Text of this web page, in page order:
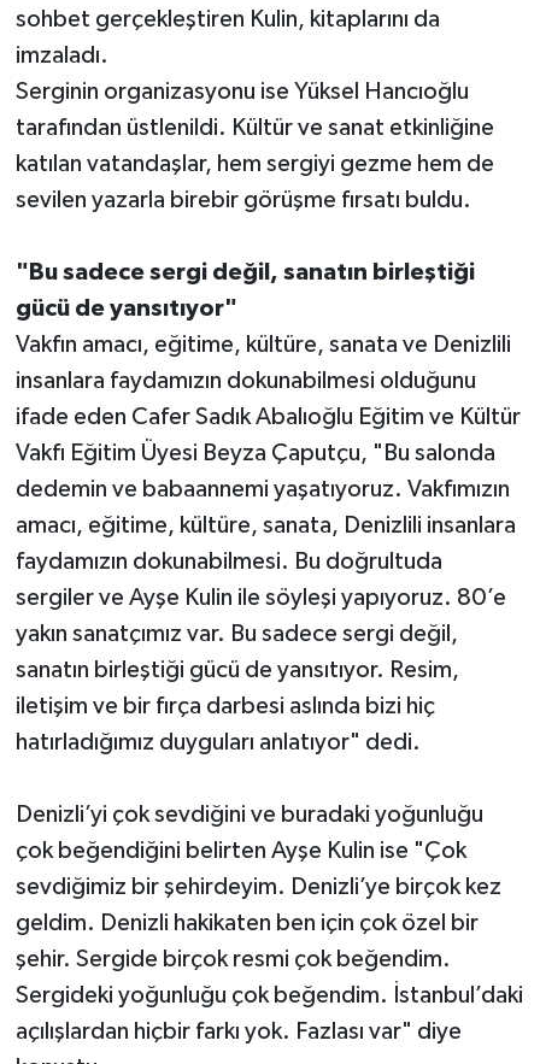
sohbet gerçekleştiren Kulin, kitaplarını da
imzaladı.
Serginin organizasyonu ise Yüksel Hancıoğlu
tarafından üstlenildi. Kültür ve sanat etkinliğine
katılan vatandaşlar, hem sergiyi gezme hem de
sevilen yazarla birebir görüşme fırsatı buldu.
"Bu sadece sergi değil, sanatın birleştiği
gücü de yansıtıyor"
Vakfın amacı, eğitime, kültüre, sanata ve Denizlili
insanlara faydamızın dokunabilmesi olduğunu
ifade eden Cafer Sadık Abalıoğlu Eğitim ve Kültür
Vakfı Eğitim Üyesi Beyza Çaputçu, "Bu salonda
dedemin ve babaannemi yaşatıyoruz. Vakfımızın
amacı, eğitime, kültüre, sanata, Denizlili insanlara
faydamızın dokunabilmesi. Bu doğrultuda
sergiler ve Ayşe Kulin ile söyleşi yapıyoruz. 80’e
yakın sanatçımız var. Bu sadece sergi değil,
sanatın birleştiği gücü de yansıtıyor. Resim,
iletişim ve bir fırça darbesi aslında bizi hiç
hatırladığımız duyguları anlatıyor" dedi.
Denizli’yi çok sevdiğini ve buradaki yoğunluğu
çok beğendiğini belirten Ayşe Kulin ise "Çok
sevdiğimiz bir şehirdeyim. Denizli’ye birçok kez
geldim. Denizli hakikaten ben için çok özel bir
şehir. Sergide birçok resmi çok beğendim.
Sergideki yoğunluğu çok beğendim. İstanbul’daki
açılışlardan hiçbir farkı yok. Fazlası var" diye